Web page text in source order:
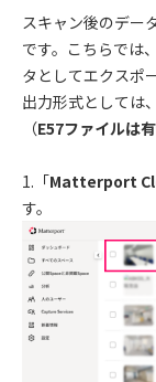
スキャン後のデー
です。こちらでは、
タとしてエクスポ
出力形式としては
（E57ファイルは
1.「Matterport
す。